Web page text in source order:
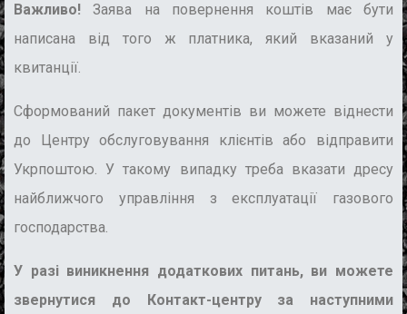
Важливо!Заява на повернення коштів має бути
написана від того ж платника, який вказаний у
квитанції.
Сформований пакет документів ви можете віднести
до Центру обслуговування клієнтів або відправити
Укрпоштою. У такому випадку треба вказати дресу
найближчого управління з експлуатації газового
господарства.
У разі виникнення додаткових питань, ви можете
звернутися до Контакт-центру за наступними